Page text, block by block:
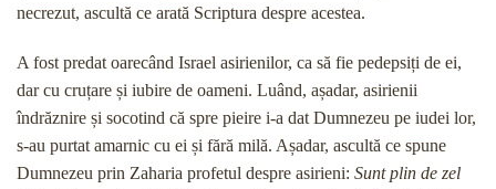
necrezut, ascultă ce arată Scriptura despre acestea.
A fost predat oarecând Israel asirienilor, ca să fie pedepsiți de ei,
dar cu cruțare și iubire de oameni. Luând, așadar, asirienii
îndrăznire și socotind că spre pieire i-a dat Dumnezeu pe iudei lor,
s-au purtat amarnic cu ei și fără milă. Așadar, ascultă ce spune
Dumnezeu prin Zaharia profetul despre asirieni: Sunt plin de zel